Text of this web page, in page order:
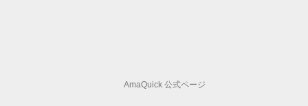
AmaQuick 公式ページ